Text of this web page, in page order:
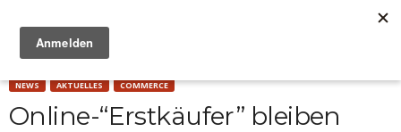
NEWS AKTUELLES COMMERCE
Online-“Erstkäufer” bleiben